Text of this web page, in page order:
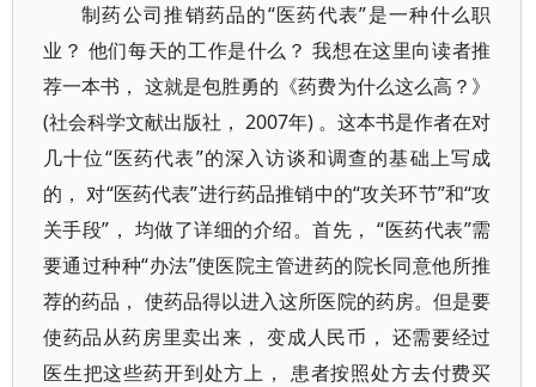
制药公司推销药品的“医药代表”是一种什么职
业？ 他们每天的工作是什么？ 我想在这里向读者推
荐一本书， 这就是包胜勇的《药费为什么这么高？》
(社会科学文献出版社， 2007年) 。这本书是作者在对
几十位“医药代表”的深入访谈和调查的基础上写成
的， 对“医药代表”进行药品推销中的“攻关环节”和“攻
关手段”， 均做了详细的介绍。首先， “医药代表”需
要通过种种“办法”使医院主管进药的院长同意他所推
荐的药品， 使药品得以进入这所医院的药房。但是要
使药品从药房里卖出来， 变成人民币， 还需要经过
医生把这些药开到处方上， 患者按照处方去付费买